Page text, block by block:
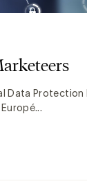
Data Protection